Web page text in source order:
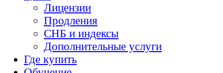
Лицензии
Продления
СНБ и индексы
Дополнительные услуги
Где купить